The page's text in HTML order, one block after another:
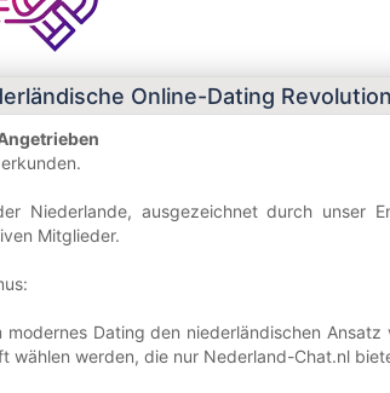
Online-Dating
Niederlande, ausgezeichnet durch unser
Mitglieder.
Dating den niederländischen
wählen werden, die nur Nederland-Chat.nl